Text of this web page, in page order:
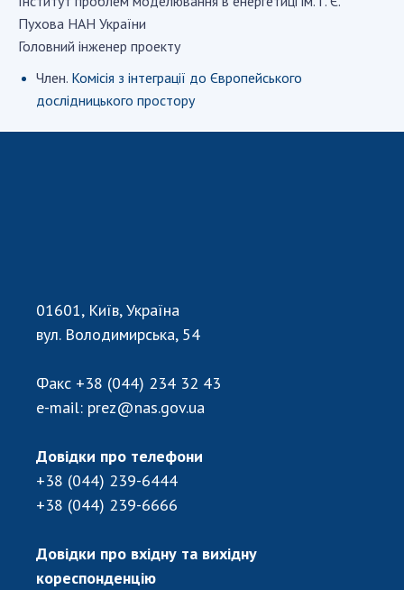
СТРУКТУРА
Президія НАН України
Апарат Президії
Наукові центри МОН та НАН України
Громадські організації
ДІЯЛЬНІСТЬ
Засідання Президії НАН України
Сесії Загальних зборів НАН України
Річні фінансові звіти НАН України
Наукові публікації та видавнича діяльність
Пухова НАН України
Головний інженер проекту
Член. Комісія з інтеграції до Європейського
дослідницького простору
01601, Київ, Україна
вул. Володимирська, 54
Факс +38 (044) 234 32 43
e-mail: prez@nas.gov.ua
Довідки про телефони
+38 (044) 239-6444
+38 (044) 239-6666
Довідки про вхідну та вихідну
кореспонденцію